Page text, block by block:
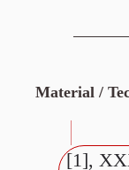
Material /
[1],